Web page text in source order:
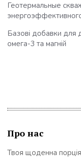
Геотермальные
Базові добавки для
омега-3 та магній
Про нас
Твоя щоденна